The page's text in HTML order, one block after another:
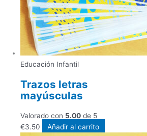
Educación Infantil
Trazos letras
mayúsculas
Valorado con 5.00 de 5
€3.50 Añadir al carrito